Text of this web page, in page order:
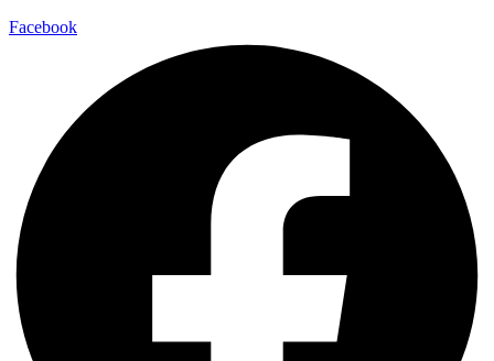
Facebook